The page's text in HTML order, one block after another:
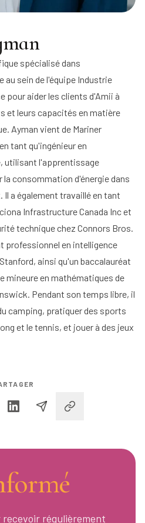
spécialisé dans
sein de l'équipe Industrie
pour aider les clients d'Amii à
et leurs capacités en matière
Ayman vient de Mariner
tant qu'ingénieur en
utilisant l'apprentissage
consommation d'énergie dans
a également travaillé en tant
Infrastructure Canada Inc et
technique chez Connors Bros.
professionnel en intelligence
ainsi qu'un baccalauréat
mineure en mathématiques de
Pendant son temps libre, il
camping, pratiquer des sports
et le tennis, et jouer à des jeux
régulièrement